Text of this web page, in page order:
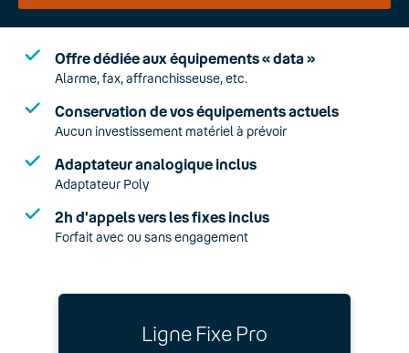
Offre dédiée aux équipements « data »
Alarme, fax, affranchisseuse, etc.
Conservation de vos équipements actuels
Aucun investissement matériel à prévoir
Adaptateur analogique inclus
Adaptateur Poly
2h d’appels vers les fixes inclus
Forfait avec ou sans engagement
Ligne Fixe Pro